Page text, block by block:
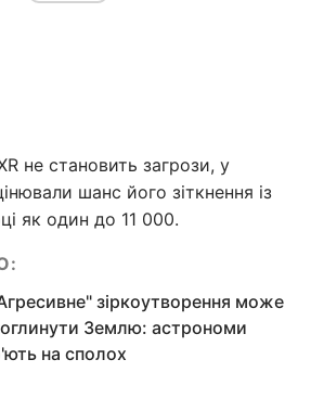
не становить загрози, у
шанс його зіткнення із
як один до 11 000.
зіркоутворення може
Землю: астрономи
на сполох